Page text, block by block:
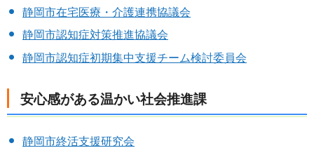
静岡市在宅医療・介護連携協議会
静岡市認知症対策推進協議会
静岡市認知症初期集中支援チーム検討委員会
安心感がある温かい社会推進課
静岡市終活支援研究会